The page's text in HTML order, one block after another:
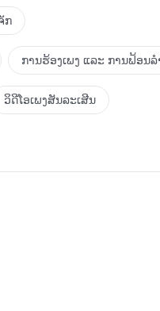
ະນາຂອງພຣະເຈົ້າ.
ກ
ການຮ້ອງເພງ ແລະ ການຟ້ອນລ
ວິດີໂອເພງສັນລະເສີນ